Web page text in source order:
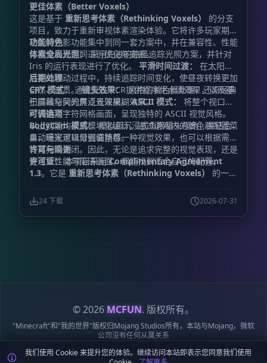
更佳体素（Better Voxels）
这是基于 重新思考体素（Rethinking Voxels）
的分支
项目，致力于重新审视体素渲染体验。它将许多玩家期待
已久的光影功能集中到同一套方案中，并在兼容性、性能
与视觉表现之间进行优化与完善。
功能特色
体素全局光照：采用先进的路径追踪光照方案，并针对
Iris 的运行表现进行了优化。 平滑时间过渡：
在太阳与
月亮的移动过程中，持续追踪时间变化，使昼夜转换更加
自然、连贯。镜头效果：提供程序化水滴效果，以及基
于屏幕空间的焦点景深模糊效果。
后期处理
CRT 模式：通过复古 VCR 风格的着色器处理，还原经典
扫描线与荧光屏泛光效果。ASCII 模式：
将整个视口实
时转换为字符网格画面，呈现独特的 ASCII 视觉风格。
BodyCam 模式：模拟超沉浸式鱼眼镜头视角，并结合
自动曝光逻辑增强临场感。
可调选项
以上功能均采用模块化设计。通过游戏内的着色器配置菜
单，玩家可以分别调整每一种视觉效果，也可以根据需要
将其完全关闭。因此，无论是追求完整的视觉表现，还是
更注重性能与简洁画面，都能找到适合自己的配置。
许可与鸣谢
许可证：本项目采用Complimentary Agreement
1.3。它是 重新思考体素（Rethinking Voxels）
的一个
（Complementary Shaders）
的基础之上。原项目的
版权声明与许可证条款均被严格保留。
主要开发者：
ASCII 屏幕矩阵制作的社区成员。
24 下载 2026-07-31
© 2026 MCFUN. 版权所有。
"Minecraft"和"我的世界"版权归Mojang Studios所有，本站与Mojang，微软
公司没有任何从属关系
隐私
服务
Cookie 站点
鄂ICP备
鄂公网安备
我们使用 Cookie 来提升您的体验。继续访问本站即表示您同意我们使用